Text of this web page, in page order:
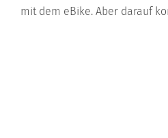
mit dem eBike. Aber darauf